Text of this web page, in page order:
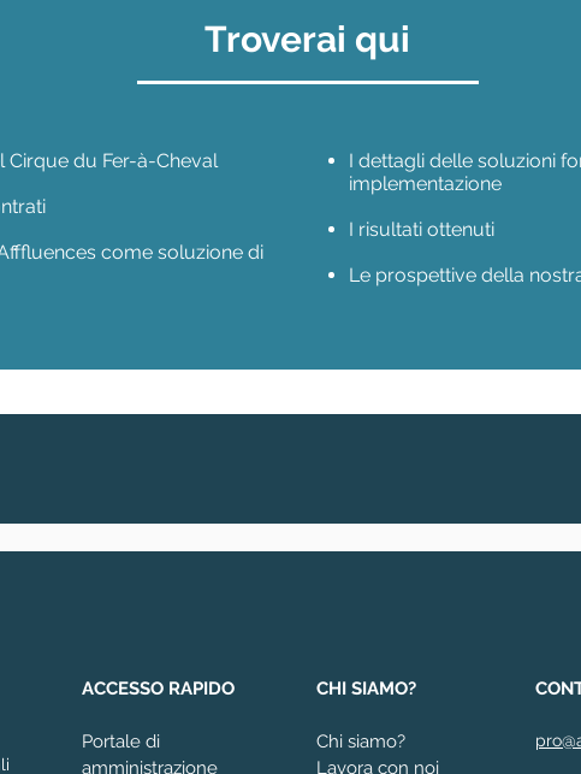
Troverai qui
Cirque du Fer-à-Cheval
come soluzione di
I dettagli delle soluzioni
implementazione
I risultati ottenuti
Le prospettive della
ACCESSO RAPIDO
Portale di
amministrazione
CHI SIAMO?
Chi siamo?
Lavora con noi